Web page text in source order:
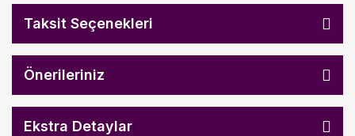
Taksit Seçenekleri
Önerileriniz
Ekstra Detaylar